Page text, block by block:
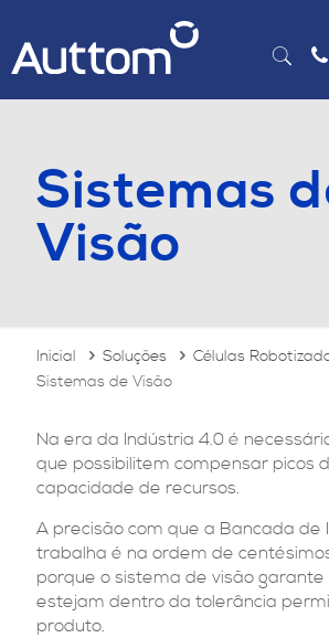
Sistemas
Visão
Inicial Soluções
Células
Sistemas de Visão
Na era da Indústria 4.0 é
que possibilitem compensar picos
capacidade de recursos.
A precisão com que a Bancada de
trabalha é na ordem de
porque o sistema de visão
estejam dentro da tolerância
produto.